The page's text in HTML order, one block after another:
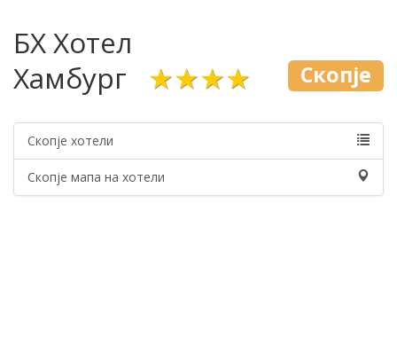
БХ Хотел
Хамбург
★★★★ Скопје
Скопје хотели
Скопје мапа на хотели